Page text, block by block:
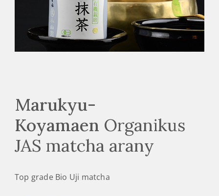
Marukyu-
Koyamaen Organikus
JAS matcha arany
Top grade Bio Uji matcha